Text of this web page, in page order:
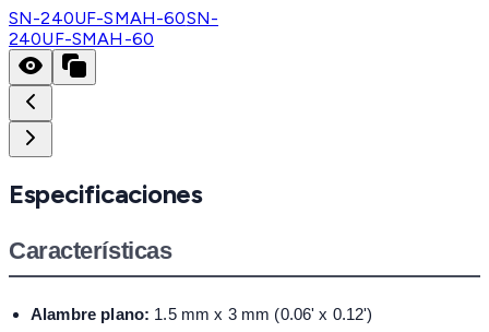
SN-240UF-SMAH-60SN-
240UF-SMAH-60
Especificaciones
Características
Alambre plano: 1.5 mm x 3 mm (0.06' x 0.12')